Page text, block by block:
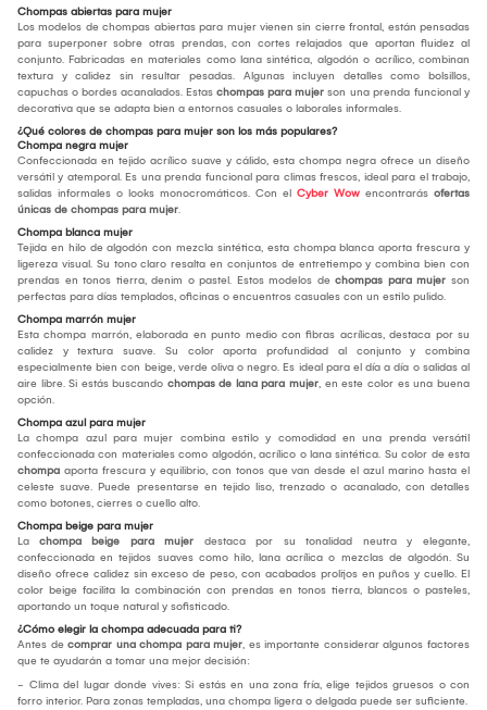
Chompas abiertas para mujer
Los modelos de chompas abiertas para mujer vienen sin cierre frontal, están pensadas
para superponer sobre otras prendas, con cortes relajados que aportan fluidez al
conjunto. Fabricadas en materiales como lana sintética, algodón o acrílico, combinan
textura y calidez sin resultar pesadas. Algunas incluyen detalles como bolsillos,
capuchas o bordes acanalados. Estas chompas para mujer son una prenda funcional y
decorativa que se adapta bien a entornos casuales o laborales informales.
¿Qué colores de chompas para mujer son los más populares?
Chompa negra mujer
Confeccionada en tejido acrílico suave y cálido, esta chompa negra ofrece un diseño
versátil y atemporal. Es una prenda funcional para climas frescos, ideal para el trabajo,
salidas informales o looks monocromáticos. Con el Cyber Wow encontrarás ofertas
únicas de chompas para mujer.
Chompa blanca mujer
Tejida en hilo de algodón con mezcla sintética, esta chompa blanca aporta frescura y
ligereza visual. Su tono claro resalta en conjuntos de entretiempo y combina bien con
prendas en tonos tierra, denim o pastel. Estos modelos de chompas para mujer son
perfectas para días templados, oficinas o encuentros casuales con un estilo pulido.
Chompa marrón mujer
Esta chompa marrón, elaborada en punto medio con fibras acrílicas, destaca por su
calidez y textura suave. Su color aporta profundidad al conjunto y combina
especialmente bien con beige, verde oliva o negro. Es ideal para el día a día o salidas al
aire libre. Si estás buscando chompas de lana para mujer, en este color es una buena
opción.
Chompa azul para mujer
La chompa azul para mujer combina estilo y comodidad en una prenda versátil
confeccionada con materiales como algodón, acrílico o lana sintética. Su color de esta
chompa aporta frescura y equilibrio, con tonos que van desde el azul marino hasta el
celeste suave. Puede presentarse en tejido liso, trenzado o acanalado, con detalles
como botones, cierres o cuello alto.
Chompa beige para mujer
La chompa beige para mujer destaca por su tonalidad neutra y elegante,
confeccionada en tejidos suaves como hilo, lana acrílica o mezclas de algodón. Su
diseño ofrece calidez sin exceso de peso, con acabados prolijos en puños y cuello. El
color beige facilita la combinación con prendas en tonos tierra, blancos o pasteles,
aportando un toque natural y sofisticado.
¿Cómo elegir la chompa adecuada para ti?
Antes de comprar una chompa para mujer, es importante considerar algunos factores
que te ayudarán a tomar una mejor decisión:
- Clima del lugar donde vives: Si estás en una zona fría, elige tejidos gruesos o con
forro interior. Para zonas templadas, una chompa ligera o delgada puede ser suficiente.